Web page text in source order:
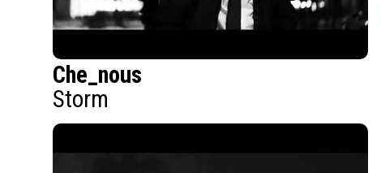
Che_nous
Storm